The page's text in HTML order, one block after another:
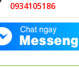
0934105186